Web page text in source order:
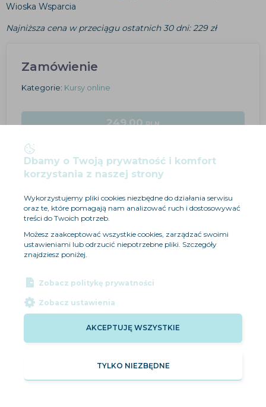
Wioska Wsparcia
Najniższa cena w przeciągu ostatnich 30 dni: 229 zł
Zamówienie
Kategorie: Kursy online
249.00 PLN
Polityka prywatności
Dbamy o Twoją prywatność i komfort
korzystania z naszej strony
Wykorzystujemy pliki cookies niezbędne do działania serwisu
oraz te, które pomagają nam analizować ruch i dostosowywać
treści do Twoich potrzeb.
Możesz zaakceptować wszystkie cookies, zarządzać swoimi
ustawieniami lub odrzucić niepotrzebne pliki. Szczegóły
znajdziesz poniżej.
Zobacz politykę prywatności
Zobacz ustawienia
AKCEPTUJĘ WSZYSTKIE
TYLKO NIEZBĘDNE